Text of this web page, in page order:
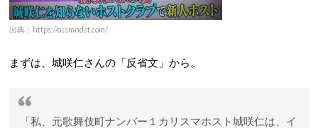
出典：https://ossmndst.com/
まずは、城咲仁さんの「反省文」から。
「私、元歌舞伎町ナンバー１カリスマホスト城咲仁は、イ